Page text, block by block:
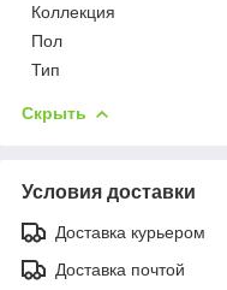
Коллекция
Пол
Тип
Скрыть
Условия доставки
Доставка курьером
Доставка почтой